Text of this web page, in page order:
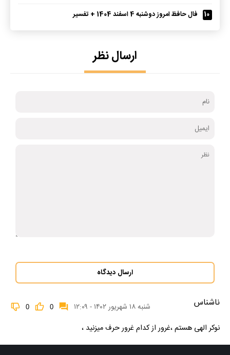
10
فال حافظ امروز دوشنبه 4 اسفند 1404 + تفسیر
ارسال نظر
ارسال دیدگاه
ناشناس شنبه ۱۸ شهریور ۱۴۰۲ - ۱۲:۰۹ 0
0
نوکر الهی هستم ،غرور از کدام غرور حرف میزنید ،